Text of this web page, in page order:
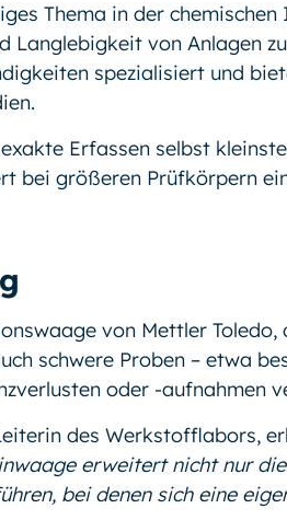
Thema in der
Langlebigkeit von Anlagen
spezialisiert und
Erfassen selbst
bei größeren Prüfkörpern
von Mettler
schwere Proben – etwa
oder -aufnahmen
des Werkstofflabors,
erweitert nicht nur
bei denen sich eine